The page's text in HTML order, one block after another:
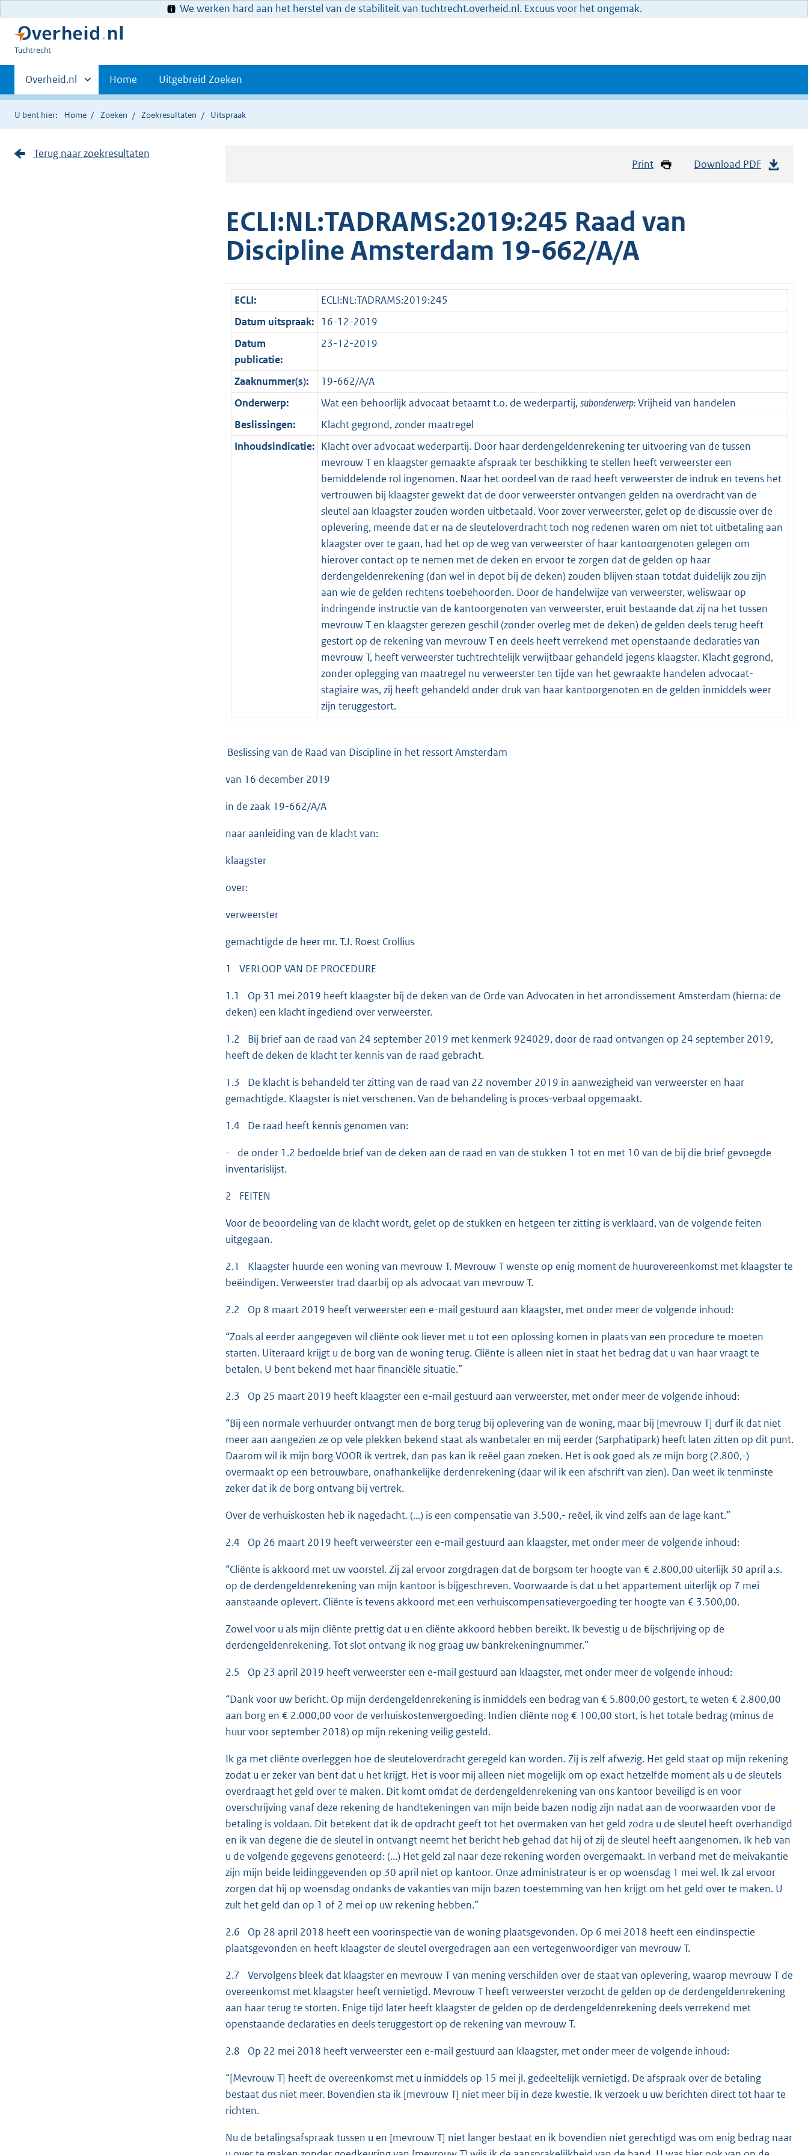
We werken hard aan het herstel van de stabiliteit van tuchtrecht.overheid.nl. Excuus voor het ongemak.
U
hier:
Tuchtrecht
Primaire
navigatie
Andere
sites
binnen
Overheid.nl Home Uitgebreid Zoeken
U bent hier: Home Zoeken Zoekresultaten Uitspraak
Print Download PDF
ECLI:NL:TADRAMS:2019:245 Raad van
Discipline Amsterdam 19-662/A/A
ECLI:
ECLI:NL:TADRAMS:2019:245
Datum uitspraak:
16-12-2019
Datum
publicatie:
23-12-2019
Zaaknummer(s):
19-662/A/A
Onderwerp:
Wat een behoorlijk advocaat betaamt t.o. de wederpartij,subonderwerp:Vrijheid van handelen
Beslissingen:
Klacht gegrond, zonder maatregel
Inhoudsindicatie: Klacht over advocaat wederpartij. Door haar derdengeldenrekening ter uitvoering van de tussen
mevrouw T en klaagster gemaakte afspraak ter beschikking te stellen heeft verweerster een
bemiddelende rol ingenomen. Naar het oordeel van de raad heeft verweerster de indruk en tevens het
vertrouwen bij klaagster gewekt dat de door verweerster ontvangen gelden na overdracht van de
sleutel aan klaagster zouden worden uitbetaald. Voor zover verweerster, gelet op de discussie over de
oplevering, meende dat er na de sleuteloverdracht toch nog redenen waren om niet tot uitbetaling aan
klaagster over te gaan, had het op de weg van verweerster of haar kantoorgenoten gelegen om
hierover contact op te nemen met de deken en ervoor te zorgen dat de gelden op haar
derdengeldenrekening (dan wel in depot bij de deken) zouden blijven staan totdat duidelijk zou zijn
aan wie de gelden rechtens toebehoorden. Door de handelwijze van verweerster, weliswaar op
indringende instructie van de kantoorgenoten van verweerster, eruit bestaande dat zij na het tussen
mevrouw T en klaagster gerezen geschil (zonder overleg met de deken) de gelden deels terug heeft
gestort op de rekening van mevrouw T en deels heeft verrekend met openstaande declaraties van
mevrouw T, heeft verweerster tuchtrechtelijk verwijtbaar gehandeld jegens klaagster. Klacht gegrond,
zonder oplegging van maatregel nu verweerster ten tijde van het gewraakte handelen advocaat-
stagiaire was, zij heeft gehandeld onder druk van haar kantoorgenoten en de gelden inmiddels weer
zijn teruggestort.
Beslissing van de Raad van Discipline in het ressort Amsterdam
van 16 december 2019
in de zaak 19-662/A/A
naar aanleiding van de klacht van:
klaagster
over:
verweerster
gemachtigde de heer mr. T.J. Roest Crollius
1 VERLOOP VAN DE PROCEDURE
1.1 Op 31 mei 2019 heeft klaagster bij de deken van de Orde van Advocaten in het arrondissement Amsterdam (hierna: de
deken) een klacht ingediend over verweerster.
1.2 Bij brief aan de raad van 24 september 2019 met kenmerk 924029, door de raad ontvangen op 24 september 2019,
heeft de deken de klacht ter kennis van de raad gebracht.
1.3 De klacht is behandeld ter zitting van de raad van 22 november 2019 in aanwezigheid van verweerster en haar
gemachtigde. Klaagster is niet verschenen. Van de behandeling is proces-verbaal opgemaakt.
1.4 De raad heeft kennis genomen van:
- de onder 1.2 bedoelde brief van de deken aan de raad en van de stukken 1 tot en met 10 van de bij die brief gevoegde
inventarislijst.
2 FEITEN
Voor de beoordeling van de klacht wordt, gelet op de stukken en hetgeen ter zitting is verklaard, van de volgende feiten
uitgegaan.
2.1 Klaagster huurde een woning van mevrouw T. Mevrouw T wenste op enig moment de huurovereenkomst met klaagster te
beëindigen. Verweerster trad daarbij op als advocaat van mevrouw T.
2.2 Op 8 maart 2019 heeft verweerster een e-mail gestuurd aan klaagster, met onder meer de volgende inhoud:
“Zoals al eerder aangegeven wil cliënte ook liever met u tot een oplossing komen in plaats van een procedure te moeten
starten. Uiteraard krijgt u de borg van de woning terug. Cliënte is alleen niet in staat het bedrag dat u van haar vraagt te
betalen. U bent bekend met haar financiële situatie.”
2.3 Op 25 maart 2019 heeft klaagster een e-mail gestuurd aan verweerster, met onder meer de volgende inhoud:
“Bij een normale verhuurder ontvangt men de borg terug bij oplevering van de woning, maar bij [mevrouw T] durf ik dat niet
meer aan aangezien ze op vele plekken bekend staat als wanbetaler en mij eerder (Sarphatipark) heeft laten zitten op dit punt.
Daarom wil ik mijn borg VOOR ik vertrek, dan pas kan ik reëel gaan zoeken. Het is ook goed als ze mijn borg (2.800,-)
overmaakt op een betrouwbare, onafhankelijke derdenrekening (daar wil ik een afschrift van zien). Dan weet ik tenminste
zeker dat ik de borg ontvang bij vertrek.
Over de verhuiskosten heb ik nagedacht. (...) is een compensatie van 3.500,- reëel, ik vind zelfs aan de lage kant.”
2.4 Op 26 maart 2019 heeft verweerster een e-mail gestuurd aan klaagster, met onder meer de volgende inhoud:
“Cliënte is akkoord met uw voorstel. Zij zal ervoor zorgdragen dat de borgsom ter hoogte van € 2.800,00 uiterlijk 30 april a.s.
op de derdengeldenrekening van mijn kantoor is bijgeschreven. Voorwaarde is dat u het appartement uiterlijk op 7 mei
aanstaande oplevert. Cliënte is tevens akkoord met een verhuiscompensatievergoeding ter hoogte van € 3.500,00.
Zowel voor u als mijn cliënte prettig dat u en cliënte akkoord hebben bereikt. Ik bevestig u de bijschrijving op de
derdengeldenrekening. Tot slot ontvang ik nog graag uw bankrekeningnummer.”
2.5 Op 23 april 2019 heeft verweerster een e-mail gestuurd aan klaagster, met onder meer de volgende inhoud:
“Dank voor uw bericht. Op mijn derdengeldenrekening is inmiddels een bedrag van € 5.800,00 gestort, te weten € 2.800,00
aan borg en € 2.000,00 voor de verhuiskostenvergoeding. Indien cliënte nog € 100,00 stort, is het totale bedrag (minus de
huur voor september 2018) op mijn rekening veilig gesteld.
Ik ga met cliënte overleggen hoe de sleuteloverdracht geregeld kan worden. Zij is zelf afwezig. Het geld staat op mijn rekening
zodat u er zeker van bent dat u het krijgt. Het is voor mij alleen niet mogelijk om op exact hetzelfde moment als u de sleutels
overdraagt het geld over te maken. Dit komt omdat de derdengeldenrekening van ons kantoor beveiligd is en voor
overschrijving vanaf deze rekening de handtekeningen van mijn beide bazen nodig zijn nadat aan de voorwaarden voor de
betaling is voldaan. Dit betekent dat ik de opdracht geeft tot het overmaken van het geld zodra u de sleutel heeft overhandigd
en ik van degene die de sleutel in ontvangt neemt het bericht heb gehad dat hij of zij de sleutel heeft aangenomen. Ik heb van
u de volgende gegevens genoteerd: (...) Het geld zal naar deze rekening worden overgemaakt. In verband met de meivakantie
zijn mijn beide leidinggevenden op 30 april niet op kantoor. Onze administrateur is er op woensdag 1 mei wel. Ik zal ervoor
zorgen dat hij op woensdag ondanks de vakanties van mijn bazen toestemming van hen krijgt om het geld over te maken. U
zult het geld dan op 1 of 2 mei op uw rekening hebben.”
2.6 Op 28 april 2018 heeft een voorinspectie van de woning plaatsgevonden. Op 6 mei 2018 heeft een eindinspectie
plaatsgevonden en heeft klaagster de sleutel overgedragen aan een vertegenwoordiger van mevrouw T.
2.7 Vervolgens bleek dat klaagster en mevrouw T van mening verschilden over de staat van oplevering, waarop mevrouw T de
overeenkomst met klaagster heeft vernietigd. Mevrouw T heeft verweerster verzocht de gelden op de derdengeldenrekening
aan haar terug te storten. Enige tijd later heeft klaagster de gelden op de derdengeldenrekening deels verrekend met
openstaande declaraties en deels teruggestort op de rekening van mevrouw T.
2.8 Op 22 mei 2018 heeft verweerster een e-mail gestuurd aan klaagster, met onder meer de volgende inhoud:
“[Mevrouw T] heeft de overeenkomst met u inmiddels op 15 mei jl. gedeeltelijk vernietigd. De afspraak over de betaling
bestaat dus niet meer. Bovendien sta ik [mevrouw T] niet meer bij in deze kwestie. Ik verzoek u uw berichten direct tot haar te
richten.
Nu de betalingsafspraak tussen u en [mevrouw T] niet langer bestaat en ik bovendien niet gerechtigd was om enig bedrag naar
Terug naar zoekresultaten